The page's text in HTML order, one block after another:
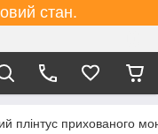
стан.
плінтус прихованого